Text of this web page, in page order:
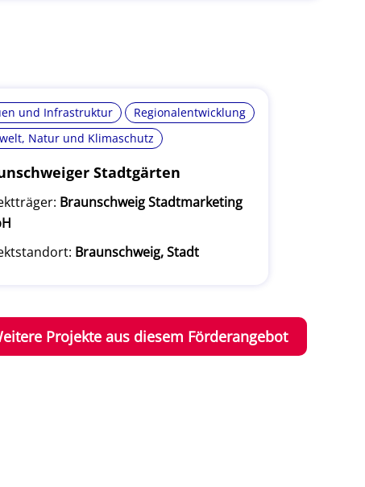
und Infrastruktur
Regionalentwicklung
Natur und Klimaschutz
Stadtgärten
Braunschweig Stadtmarketing
Braunschweig, Stadt
Projekte aus diesem Förderangebot